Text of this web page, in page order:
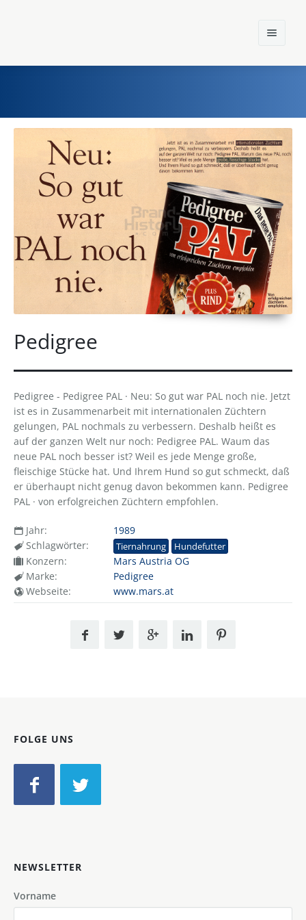
Home
Einst und Heute
Marken
Epoche
Pedigree
Pedigree - Pedigree PAL · Neu: So gut war PAL noch nie. Jetzt
ist es in Zusammenarbeit mit internationalen Züchtern
gelungen, PAL nochmals zu verbessern. Deshalb heißt es
auf der ganzen Welt nur noch: Pedigree PAL. Waum das
neue PAL noch besser ist? Weil es jede Menge große,
fleischige Stücke hat. Und Ihrem Hund so gut schmeckt, daß
er überhaupt nicht genug davon bekommen kann. Pedigree
PAL · von erfolgreichen Züchtern empfohlen.
Jahr:
1989
Schlagwörter:
Tiernahrung Hundefutter
Konzern:
Mars Austria OG
Marke:
Pedigree
Webseite:
www.mars.at
FOLGE UNS
NEWSLETTER
Vorname